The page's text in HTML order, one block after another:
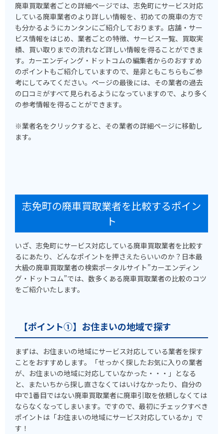
廃車買取業者ごとの詳細ページでは、志免町にサービス対応
している廃車業者のより詳しい情報を、初めての廃車の方で
も分かるようにカンタンにご紹介しております。店舗・サー
ビス情報をはじめ、業者ごとの特徴、サービス一覧、買取実
績、買い取りまでの流れなど詳しい情報を得ることができま
す。カーエンディング・ドットコムの編集者からのおすすめ
のポイントもご紹介していますので、是非ともこちらもご参
考にしてみてください。ページの最後には、その業者の過去
の口コミがすべて見られるようになっていますので、より多く
の参考情報を得ることができます。
※業者名をクリックすると、その業者の詳細ページに移動し
ます。
志免町の廃車買取業者を比較するポイン
ト
いざ、志免町にサービス対応している廃車買取業者を比較す
るにあたり、どんなポイントを押さえたらいいのか？日本最
大級の廃車買取業者の検索ポータルサイト”カーエンディン
グ・ドットコム”では、数多くある廃車買取業者の比較のコツ
をご紹介いたします。
【ポイント①】お住まいの地域で探す
まずは、お住まいの地域にサービス対応している業者を探す
ことをおすすめします。「せっかく探したお気に入りの業者
が、お住まいの地域に対応していなかった・・・」となる
と、またいちから探し直さなくてはいけなかったり、自分の
中で1番目ではない廃車買取業者に廃車引取を依頼しなくては
ならなくなってしまいます。ですので、最初にチェックすべき
ポイントは「お住まいの地域にサービス対応しているか」で
す！